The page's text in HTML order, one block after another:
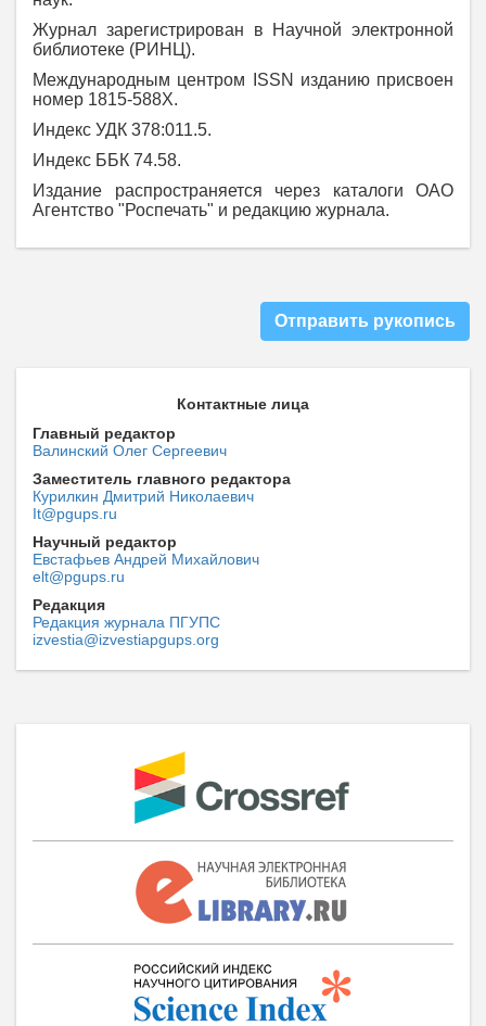
Журнал зарегистрирован в Научной электронной
библиотеке (РИНЦ).
Международным центром ISSN изданию присвоен
номер 1815-588Х.
Индекс УДК 378:011.5.
Индекс ББК 74.58.
Издание распространяется через каталоги ОАО
Агентство "Роспечать" и редакцию журнала.
Отправить рукопись
Контактные лица
Главный редактор
Валинский Олег Сергеевич
Заместитель главного редактора
Курилкин Дмитрий Николаевич
It@pgups.ru
Научный редактор
Евстафьев Андрей Михайлович
elt@pgups.ru
Редакция
Редакция журнала ПГУПС
izvestia@izvestiapgups.org